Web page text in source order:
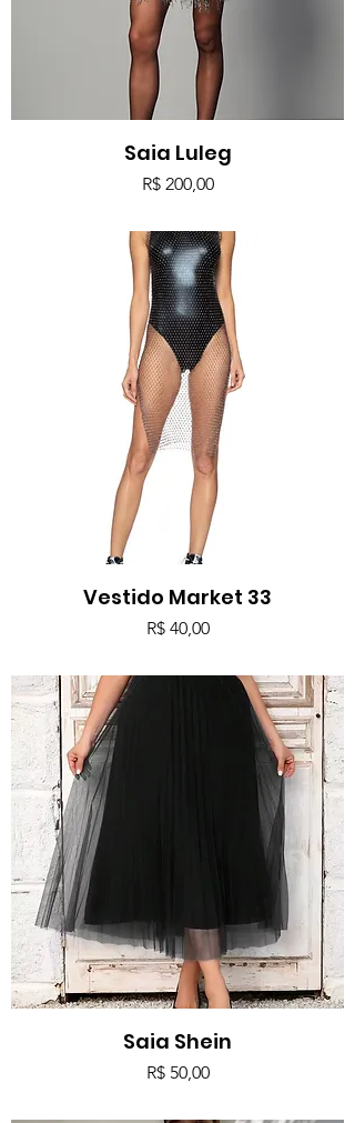
Saia Luleg
Preço
R$ 200,00
Vestido Market 33
Preço
R$ 40,00
Saia Shein
Preço
R$ 50,00